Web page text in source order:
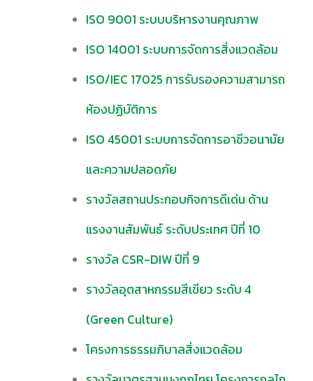
รางวัล
ISO 9001 ระบบบริหารงานคุณภาพ
ISO 14001 ระบบการจัดการสิ่งแวดล้อม
ISO/IEC 17025 การรับรองความสามารถ
ห้องปฏิบัติการ
ISO 45001 ระบบการจัดการอาชีวอนามัย
และความปลอดภัย
รางวัลสถานประกอบกิจการดีเด่น ด้าน
แรงงานสัมพันธ์ ระดับประเทศ ปีที่ 10
รางวัล CSR-DIW ปีที่ 9
รางวัลอุตสาหกรรมสีเขียว ระดับ 4
(Green Culture)
โครงการธรรมภิบาลสิ่งแวดล้อม